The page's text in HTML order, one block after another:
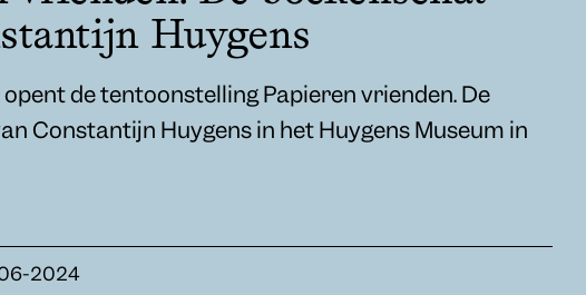
Huygens
de tentoonstelling Papieren vrienden. De
Constantijn Huygens in het Huygens Museum in
06-2024